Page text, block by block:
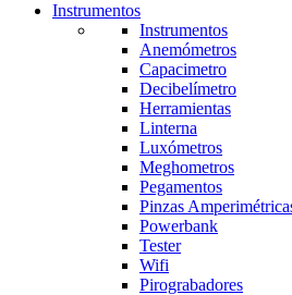
Instrumentos
Instrumentos
Anemómetros
Capacimetro
Decibelímetro
Herramientas
Linterna
Luxómetros
Meghometros
Pegamentos
Pinzas
Powerbank
Tester
Wifi
Pirograbadores